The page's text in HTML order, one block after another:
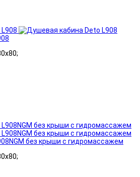
без крыши с гидромассажем